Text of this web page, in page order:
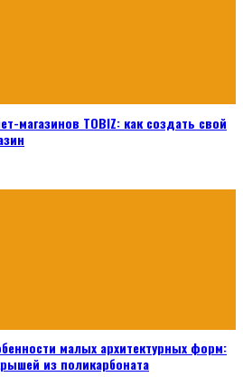
магазинов TOBIZ: как создать свой
малых архитектурных форм:
из поликарбоната